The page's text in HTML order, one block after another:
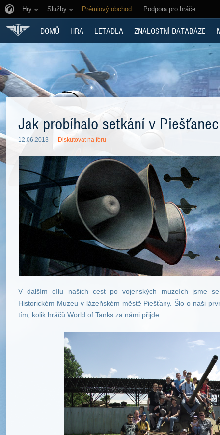
Hry Služby Prémiový obchod Podpora pro hráče
DOMŮ HRA LETADLA ZNALOSTNÍ DATABÁZE
Jak probíhalo setkání v
12.06.2013 Diskutovat na fóru
V dalším dílu našich cest po vojenských muzeích jsme
Historickém Muzeu v lázeňském městě Piešťany. Šlo o naši
tím, kolik hráčů World of Tanks za námi přijde.